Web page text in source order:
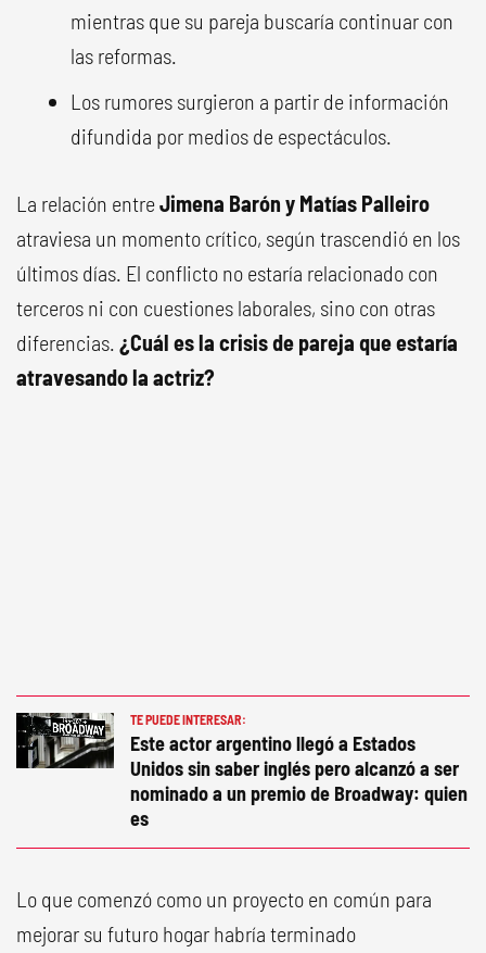
mientras que su pareja buscaría continuar con
las reformas.
Los rumores surgieron a partir de información
difundida por medios de espectáculos.
La relación entreJimena Barón y Matías Palleiro
atraviesa un momento crítico, según trascendió en los
últimos días. El conflicto no estaría relacionado con
terceros ni con cuestiones laborales, sino con otras
diferencias. ¿Cuál es la crisis de pareja que estaría
atravesando la actriz?
TE PUEDE INTERESAR:
Este actor argentino llegó a Estados
Unidos sin saber inglés pero alcanzó a ser
nominado a un premio de Broadway: quien
es
Lo que comenzó como un proyecto en común para
mejorar su futuro hogar habría terminado